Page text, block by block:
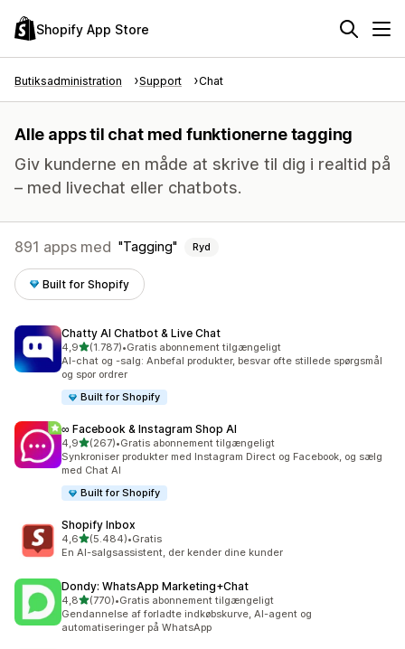
Shopify App Store
Butiksadministration Support Chat
Alle apps til chat med funktionerne tagging
Giv kunderne en måde at skrive til dig i realtid på
– med livechat eller chatbots.
891 apps med Tagging Ryd
Built for Shopify
Chatty AI Chatbot & Live Chat
4,9ud af 5 stjerner
(1.787)
1787 anmeldelser i alt
•Gratis abonnement tilgængeligt
AI-chat og -salg: Anbefal produkter, besvar ofte stillede spørgsmål
og spor ordrer
Built for Shopify
∞ Facebook & Instagram Shop AI
4,9ud af 5 stjerner
(267)
267 anmeldelser i alt
•Gratis abonnement tilgængeligt
Synkroniser produkter med Instagram Direct og Facebook, og sælg
med Chat AI
Built for Shopify
Shopify Inbox
4,6ud af 5 stjerner
(5.484)
5484 anmeldelser i alt
•Gratis
En AI-salgsassistent, der kender dine kunder
Dondy: WhatsApp Marketing+Chat
4,8ud af 5 stjerner
(770)
770 anmeldelser i alt
•Gratis abonnement tilgængeligt
Gendannelse af forladte indkøbskurve, AI-agent og
automatiseringer på WhatsApp